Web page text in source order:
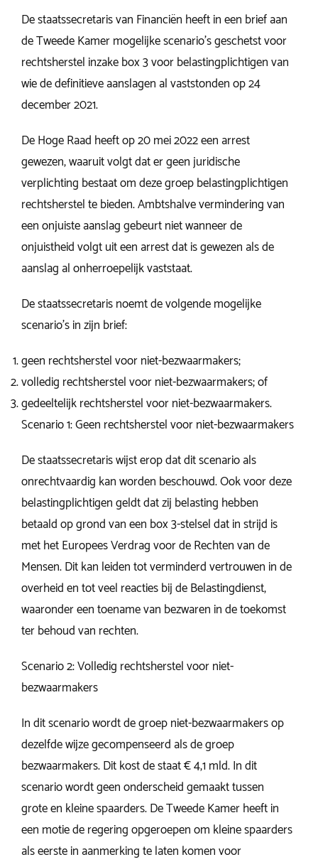
De staatssecretaris van Financiën heeft in een brief aan
de Tweede Kamer mogelijke scenario’s geschetst voor
rechtsherstel inzake box 3 voor belastingplichtigen van
wie de definitieve aanslagen al vaststonden op 24
december 2021.
De Hoge Raad heeft op 20 mei 2022 een arrest
gewezen, waaruit volgt dat er geen juridische
verplichting bestaat om deze groep belastingplichtigen
rechtsherstel te bieden. Ambtshalve vermindering van
een onjuiste aanslag gebeurt niet wanneer de
onjuistheid volgt uit een arrest dat is gewezen als de
aanslag al onherroepelijk vaststaat.
De staatssecretaris noemt de volgende mogelijke
scenario’s in zijn brief:
geen rechtsherstel voor niet-bezwaarmakers;
volledig rechtsherstel voor niet-bezwaarmakers; of
gedeeltelijk rechtsherstel voor niet-bezwaarmakers.
Scenario 1: Geen rechtsherstel voor niet-bezwaarmakers
De staatssecretaris wijst erop dat dit scenario als
onrechtvaardig kan worden beschouwd. Ook voor deze
belastingplichtigen geldt dat zij belasting hebben
betaald op grond van een box 3-stelsel dat in strijd is
met het Europees Verdrag voor de Rechten van de
Mensen. Dit kan leiden tot verminderd vertrouwen in de
overheid en tot veel reacties bij de Belastingdienst,
waaronder een toename van bezwaren in de toekomst
ter behoud van rechten.
Scenario 2: Volledig rechtsherstel voor niet-
bezwaarmakers
In dit scenario wordt de groep niet-bezwaarmakers op
dezelfde wijze gecompenseerd als de groep
bezwaarmakers. Dit kost de staat € 4,1 mld. In dit
scenario wordt geen onderscheid gemaakt tussen
grote en kleine spaarders. De Tweede Kamer heeft in
een motie de regering opgeroepen om kleine spaarders
als eerste in aanmerking te laten komen voor